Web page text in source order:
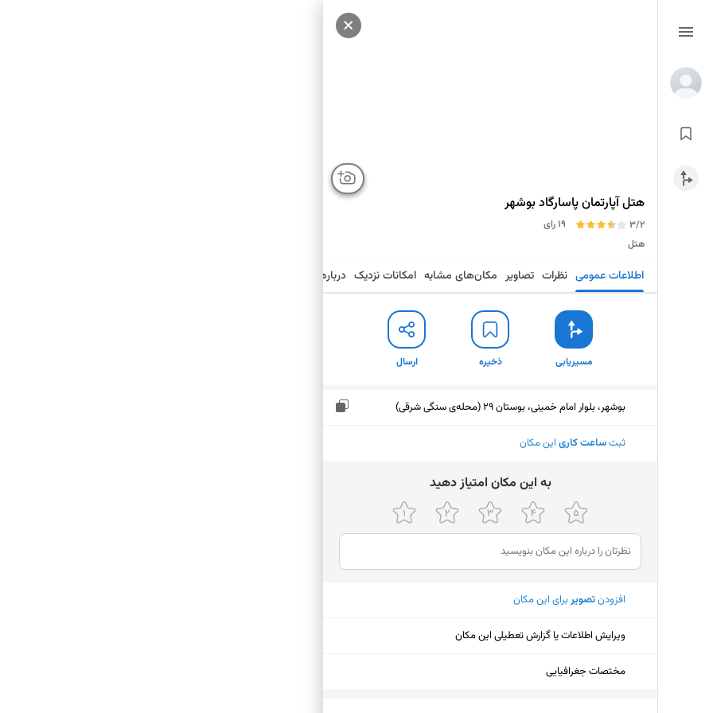
هتل آپارتمان پاسارگاد بوشهر
3/2
19 رای
هتل
اطلاعات عمومی نظرات تصاویر مکان‌های مشابه امکانات نزدیک درباره
مسیریابی ذخیره ارسال
بوشهر، بلوار امام خمینی، بوستان 29 (محله‌ی سنگی شرقی)
ثبتساعت کاری این مکان
ﺑﻪ اﯾﻦ ﻣﮑﺎن اﻣﺘﯿﺎز دﻫﯿﺪ
افزودنتصویربرای این مکان
ویرایش اطلاعات یا گزارش تعطیلی این مکان
مختصات جغرافیایی